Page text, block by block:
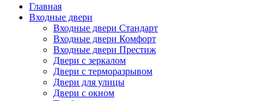
Главная
Входные двери
Входные двери Стандарт
Входные двери Комфорт
Входные двери Престиж
Двери с зеркалом
Двери с терморазрывом
Двери для улицы
Двери с окном